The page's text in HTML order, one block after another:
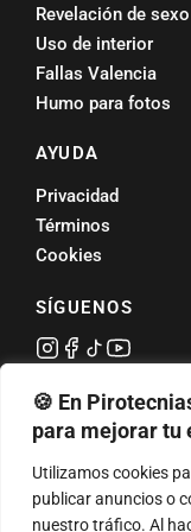
🍪 En
para mejorar tu
Utilizamos cookies
publicar anuncios o
nuestro tráfico. Al
Revelación de sexo
Uso de interior
Fallas Valencia
Humo para fotos
AYUDA
Privacidad
Términos
Cookies
SÍGUENOS
4,7 ★ Valoración
en Google
Petardos en Valencia·
comunión · Fuegos
· Pirotecnia Fallas ·